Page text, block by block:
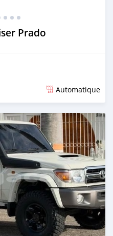
Prado
Automatique